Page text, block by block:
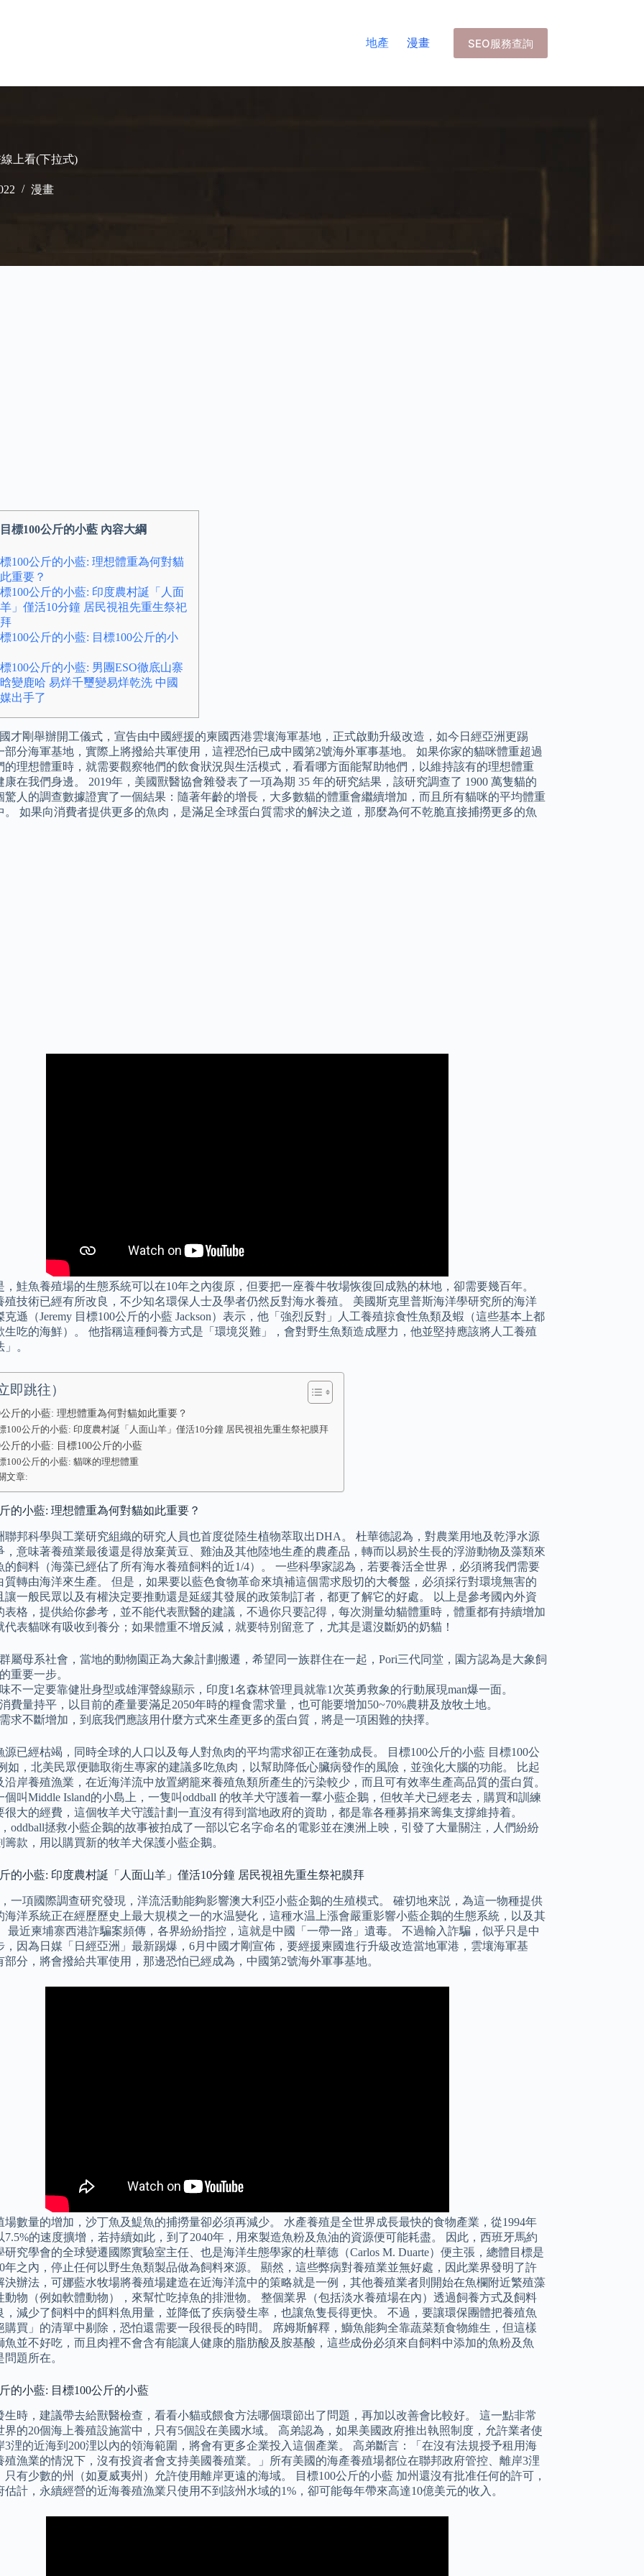
地產 漫畫 SEO服務查詢
上看(下拉式)
漫畫
目標100公斤的小藍 內容大綱
100公斤的小藍: 理想體重為何對貓
重要？
100公斤的小藍: 印度農村誕「人面
」僅活10分鐘 居民視祖先重生祭祀
100公斤的小藍: 目標100公斤的小
100公斤的小藍: 男團ESO徹底山寨
變鹿哈 易烊千璽變易烊乾洗 中國
出手了
才剛舉辦開工儀式，宣告由中國經援的柬國西港雲壤海軍基地，正式啟動升級改造，如今日經亞洲更踢
部分海軍基地，實際上將撥給共軍使用，這裡恐怕已成中國第2號海外軍事基地。 如果你家的貓咪體重超過
的理想體重時，就需要觀察牠們的飲食狀況與生活模式，看看哪方面能幫助牠們，以維持該有的理想體重
康在我們身邊。 2019年，美國獸醫協會雜發表了一項為期 35 年的研究結果，該研究調查了 1900 萬隻貓的
驚人的調查數據證實了一個結果：隨著年齡的增長，大多數貓的體重會繼續增加，而且所有貓咪的平均體重
。 如果向消費者提供更多的魚肉，是滿足全球蛋白質需求的解決之道，那麼為何不乾脆直接捕撈更多的魚
，鮭魚養殖場的生態系統可以在10年之內復原，但要把一座養牛牧場恢復回成熟的林地，卻需要幾百年。
殖技術已經有所改良，不少知名環保人士及學者仍然反對海水養殖。 美國斯克里普斯海洋學研究所的海洋
克遜（Jeremy 目標100公斤的小藍 Jackson）表示，他「強烈反對」人工養殖掠食性魚類及蝦（這些基本上都
生吃的海鮮）。 他指稱這種飼養方式是「環境災難」，會對野生魚類造成壓力，他並堅持應該將人工養殖
。
即跳往）
斤的小藍: 理想體重為何對貓如此重要？
100公斤的小藍: 印度農村誕「人面山羊」僅活10分鐘 居民視祖先重生祭祀膜拜
斤的小藍: 目標100公斤的小藍
100公斤的小藍: 貓咪的理想體重
文章:
的小藍: 理想體重為何對貓如此重要？
聯邦科學與工業研究組織的研究人員也首度從陸生植物萃取出DHA。 杜華德認為，對農業用地及乾淨水源
，意味著養殖業最後還是得放棄黃豆、雞油及其他陸地生產的農產品，轉而以易於生長的浮游動物及藻類來
的飼料（海藻已經佔了所有海水養殖飼料的近1/4）。 一些科學家認為，若要養活全世界，必須將我們需要
質轉由海洋來生產。 但是，如果要以藍色食物革命來填補這個需求殷切的大餐盤，必須採行對環境無害的
讓一般民眾以及有權決定要推動還是延緩其發展的政策制訂者，都更了解它的好處。 以上是參考國內外資
表格，提供給你參考，並不能代表獸醫的建議，不過你只要記得，每次測量幼貓體重時，體重都有持續增加
代表貓咪有吸收到養分；如果體重不增反減，就要特別留意了，尤其是還沒斷奶的奶貓！
屬母系社會，當地的動物園正為大象計劃搬遷，希望同一族群住在一起，Pori三代同堂，園方認為是大象飼
重要一步。
不一定要靠健壯身型或雄渾聲線顯示，印度1名森林管理員就靠1次英勇救象的行動展現man爆一面。
費量持平，以目前的產量要滿足2050年時的糧食需求量，也可能要增加50~70%農耕及放牧土地。
求不斷增加，到底我們應該用什麼方式來生產更多的蛋白質，將是一項困難的抉擇。
源已經枯竭，同時全球的人口以及每人對魚肉的平均需求卻正在蓬勃成長。 目標100公斤的小藍 目標100公
如，北美民眾便聽取衛生專家的建議多吃魚肉，以幫助降低心臟病發作的風險，並強化大腦的功能。 比起
沿岸養殖漁業，在近海洋流中放置網籠來養殖魚類所產生的污染較少，而且可有效率生產高品質的蛋白質。
個叫Middle Island的小島上，一隻叫oddball 的牧羊犬守護着一羣小藍企鵝，但牧羊犬已經老去，購買和訓練
很大的經費，這個牧羊犬守護計劃一直沒有得到當地政府的資助，都是靠各種募捐來籌集支撐維持着。
oddball拯救小藍企鵝的故事被拍成了一部以它名字命名的電影並在澳洲上映，引發了大量關注，人們紛紛
籌款，用以購買新的牧羊犬保護小藍企鵝。
的小藍: 印度農村誕「人面山羊」僅活10分鐘 居民視祖先重生祭祀膜拜
一項國際調查研究發現，洋流活動能夠影響澳大利亞小藍企鵝的生殖模式。 確切地來説，為這一物種提供
海洋系統正在經歷歷史上最大規模之一的水温變化，這種水温上漲會嚴重影響小藍企鵝的生態系統，以及其
最近柬埔寨西港詐騙案頻傳，各界紛紛指控，這就是中國「一帶一路」遺毒。 不過輸入詐騙，似乎只是中
，因為日媒「日經亞洲」最新踢爆，6月中國才剛宣佈，要經援柬國進行升級改造當地軍港，雲壤海軍基
部分，將會撥給共軍使用，那邊恐怕已經成為，中國第2號海外軍事基地。
場數量的增加，沙丁魚及鯷魚的捕撈量卻必須再減少。 水產養殖是全世界成長最快的食物產業，從1994年
7.5%的速度擴增，若持續如此，到了2040年，用來製造魚粉及魚油的資源便可能耗盡。 因此，西班牙馬約
研究學會的全球變遷國際實驗室主任、也是海洋生態學家的杜華德（Carlos M. Duarte）便主張，總體目標是
年之內，停止任何以野生魚類製品做為飼料來源。 顯然，這些弊病對養殖業並無好處，因此業界發明了許
決辦法，可娜藍水牧場將養殖場建造在近海洋流中的策略就是一例，其他養殖業者則開始在魚欄附近繁殖藻
動物（例如軟體動物），來幫忙吃掉魚的排泄物。 整個業界（包括淡水養殖場在內）透過飼養方式及飼料
，減少了飼料中的餌料魚用量，並降低了疾病發生率，也讓魚隻長得更快。 不過，要讓環保團體把養殖魚
購買」的清單中剔除，恐怕還需要一段很長的時間。 席姆斯解釋，鰤魚能夠全靠蔬菜類食物維生，但這樣
魚並不好吃，而且肉裡不會含有能讓人健康的脂肪酸及胺基酸，這些成份必須來自飼料中添加的魚粉及魚
題所在。
的小藍: 目標100公斤的小藍
生時，建議帶去給獸醫檢查，看看小貓或餵食方法哪個環節出了問題，再加以改善會比較好。 這一點非常
界的20個海上養殖設施當中，只有5個設在美國水域。 高弟認為，如果美國政府推出執照制度，允許業者使
3浬的近海到200浬以內的領海範圍，將會有更多企業投入這個產業。 高弟斷言：「在沒有法規授予租用海
殖漁業的情況下，沒有投資者會支持美國養殖業。」所有美國的海產養殖場都位在聯邦政府管控、離岸3浬
只有少數的州（如夏威夷州）允許使用離岸更遠的海域。 目標100公斤的小藍 加州還沒有批准任何的許可，
估計，永續經營的近海養殖漁業只使用不到該州水域的1%，卻可能每年帶來高達10億美元的收入。